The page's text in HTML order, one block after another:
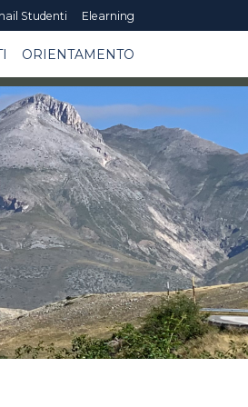
Studenti Elearning
ORIENTAMENTO